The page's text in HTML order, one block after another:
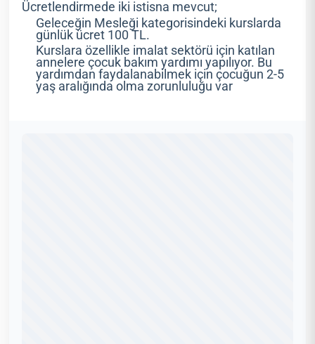
Ücretlendirmede iki istisna mevcut;
Geleceğin Mesleği kategorisindeki kurslarda
günlük ücret 100 TL.
Kurslara özellikle imalat sektörü için katılan
annelere çocuk bakım yardımı yapılıyor. Bu
yardımdan faydalanabilmek için çocuğun 2-5
yaş aralığında olma zorunluluğu var